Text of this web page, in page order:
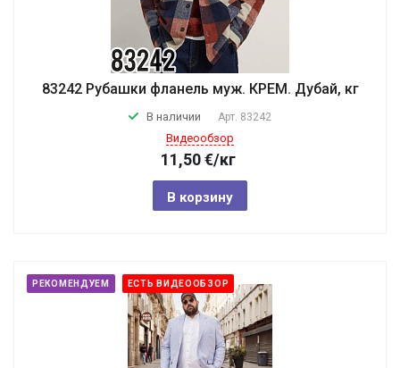
83242 Рубашки фланель муж. КРЕМ. Дубай, кг
В наличии Арт. 83242
Видеообзор
11,50€/кг
В корзину
РЕКОМЕНДУЕМ ЕСТЬ ВИДЕООБЗОР